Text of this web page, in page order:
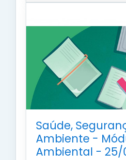
Saúde,
Ambiente -
Ambiental - 25/